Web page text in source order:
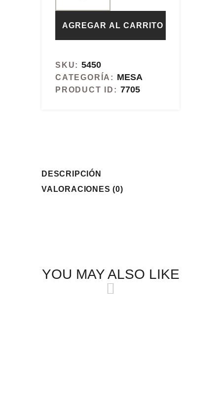
AGREGAR AL CARRITO
SKU: 5450
CATEGORÍA: MESA
PRODUCT ID: 7705
DESCRIPCIÓN
VALORACIONES (0)
YOU MAY ALSO LIKE